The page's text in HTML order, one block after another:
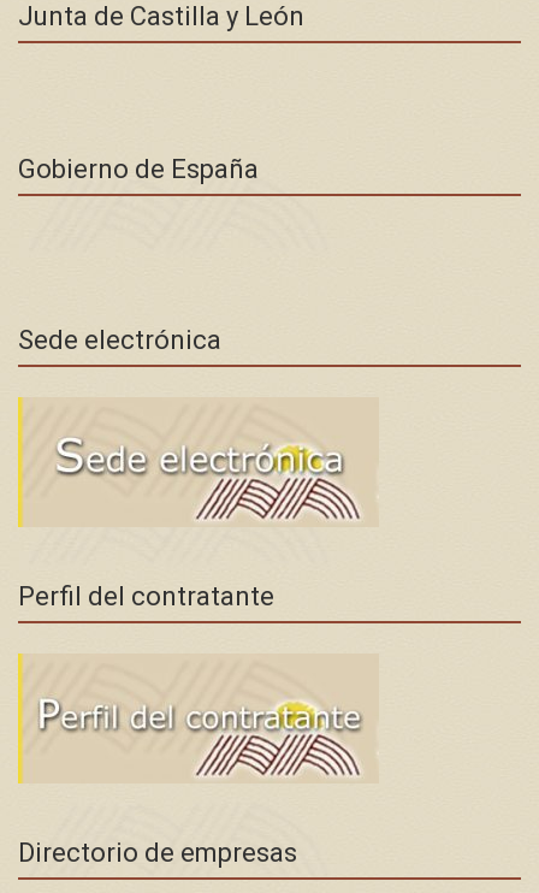
Junta de Castilla y León
Gobierno de España
Sede electrónica
Perfil del contratante
Directorio de empresas